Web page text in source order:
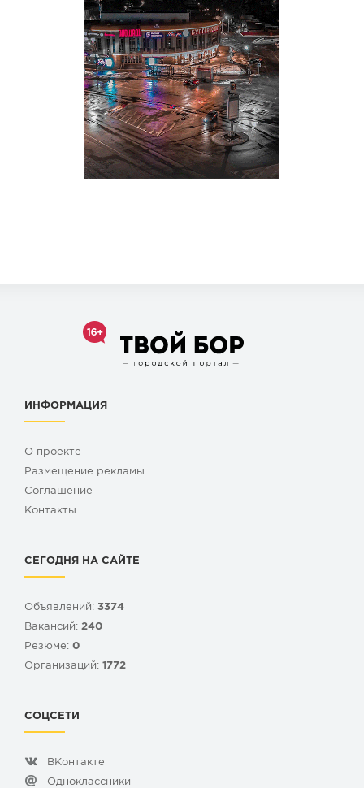
ИНФОРМАЦИЯ
О проекте
Размещение рекламы
Cоглашение
Контакты
СЕГОДНЯ НА САЙТЕ
Объявлений: 3374
Вакансий: 240
Резюме: 0
Организаций: 1772
СОЦСЕТИ
ВКонтакте
Одноклассники